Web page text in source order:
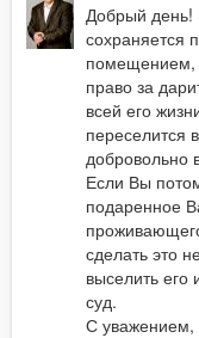
Добрый день!
сохраняется
помещением,
право за
всей его
переселится
добровольно
Если Вы
подаренное
сделать это
выселить его
суд.
С уважением,